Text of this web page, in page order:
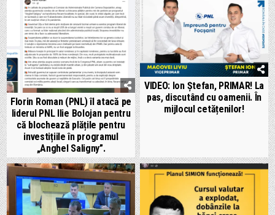
Florin Roman (PNL) îl atacă pe
liderul PNL Ilie Bolojan pentru
că blochează plățile pentru
investițiile în programul
„Anghel Saligny”.
VIDEO: Ion Ștefan, PRIMAR! La
pas, discutând cu oamenii. În
mijlocul cetățenilor!